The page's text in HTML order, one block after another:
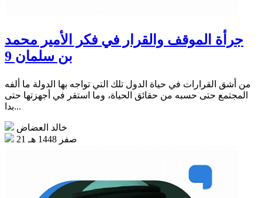
جرأة الموقف والقرار في فكر الأمير محمد
بن سلمان 9
من أشق القرارات في حياة الدول تلك التي تواجه بها الدولة ما ألفه
المجتمع حتى حسبه من حقائق الحياة، وما استقر في أجهزتها حتى
بدا...
خالد العضاض
21 صفر 1448 هـ